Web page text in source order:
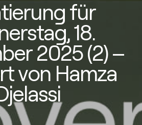
für
18.
2025 (2) –
von Hamza